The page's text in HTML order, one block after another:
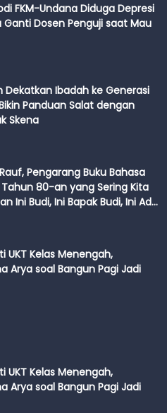
FKM-Undana Diduga Depresi
Ganti Dosen Penguji saat Mau
Dekatkan Ibadah ke Generasi
Panduan Salat dengan
Skena
Pengarang Buku Bahasa
Tahun 80-an yang Sering Kita
Ini Budi, Ini Bapak Budi, Ini Adik
UKT Kelas Menengah,
Arya soal Bangun Pagi Jadi
UKT Kelas Menengah,
Arya soal Bangun Pagi Jadi